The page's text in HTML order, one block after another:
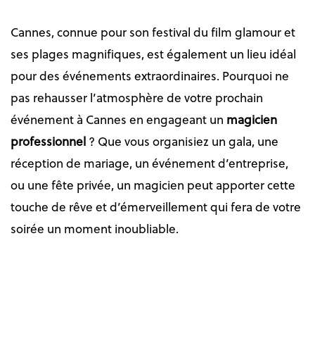
Cannes, connue pour son festival du film glamour et
ses plages magnifiques, est également un lieu idéal
pour des événements extraordinaires. Pourquoi ne
pas rehausser l’atmosphère de votre prochain
événement à Cannes en engageant un magicien
professionnel ? Que vous organisiez un gala, une
réception de mariage, un événement d’entreprise,
ou une fête privée, un magicien peut apporter cette
touche de rêve et d’émerveillement qui fera de votre
soirée un moment inoubliable.